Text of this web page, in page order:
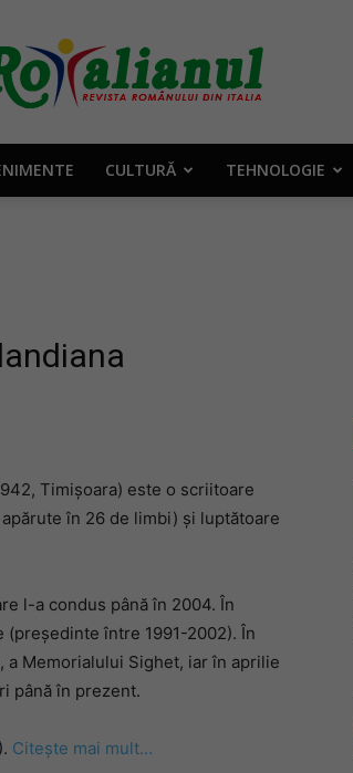
Rotalianul
Revista
românului
CULTURĂ TEHNOLOGIE
Timișoara) este o scriitoare
în 26 de limbi) și luptătoare
l-a condus până în 2004. În
între 1991-2002). În
a Memorialului Sighet, iar în aprilie
până în prezent.
Citește mai mult…